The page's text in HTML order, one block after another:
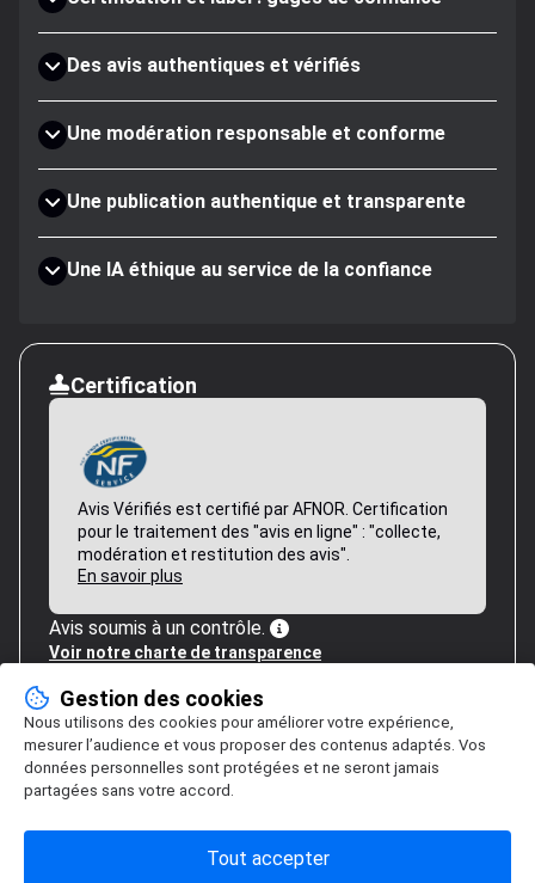
Des avis authentiques et vérifiés
Une modération responsable et conforme
Une publication authentique et transparente
Une IA éthique au service de la confiance
Certification
Avis Vérifiés est certifié par AFNOR. Certification
pour le traitement des "avis en ligne" : "collecte,
modération et restitution des avis".
En savoir plus
Avis soumis à un contrôle.
Voir notre charte de transparence
Gestion des cookies
Nous utilisons des cookies pour améliorer votre expérience,
mesurer l’audience et vous proposer des contenus adaptés. Vos
données personnelles sont protégées et ne seront jamais
partagées sans votre accord.
Tout accepter